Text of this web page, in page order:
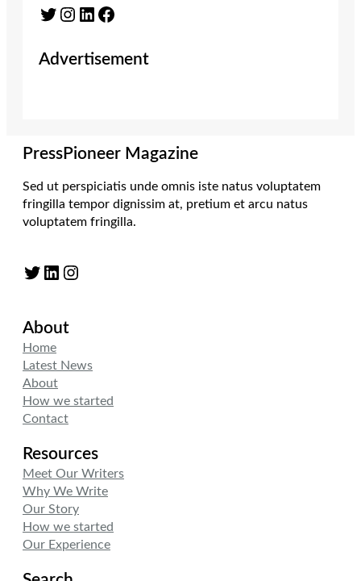
Twitter Instagram LinkedIn Facebook
Advertisement
PressPioneer Magazine
Sed ut perspiciatis unde omnis iste natus voluptatem
fringilla tempor dignissim at, pretium et arcu natus
voluptatem fringilla.
Twitter LinkedIn Instagram
About
Home
Latest News
About
How we started
Contact
Resources
Meet Our Writers
Why We Write
Our Story
How we started
Our Experience